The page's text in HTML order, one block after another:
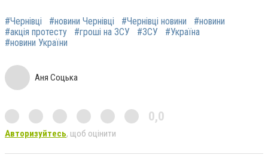
#Чернівці #новини Чернівці #Чернівці новини
#новини
#акція протесту
#гроші на ЗСУ #ЗСУ
#Україна
#новини України
Аня Соцька
0,0
Авторизуйтесь, щоб оцінити